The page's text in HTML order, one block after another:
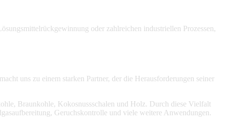
oder zahlreichen industriellen Prozessen,
uns zu einem starken Partner, der die Herausforderungen seiner
Braunkohle, Kokosnussschalen und Holz. Durch diese Vielfalt
Geruchskontrolle und viele weitere Anwendungen.